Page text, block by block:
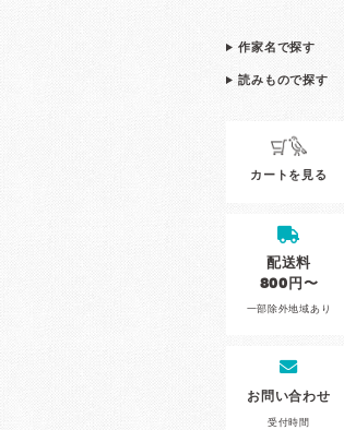
作家名で探す
読みもので探す
カートを見る
配送料
800円〜
一部除外地域あり
お問い合わせ
受付時間